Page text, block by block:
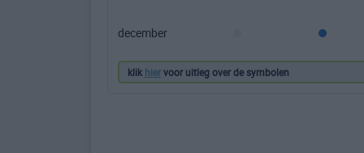
december
klik hiervoor uitleg over de symbolen